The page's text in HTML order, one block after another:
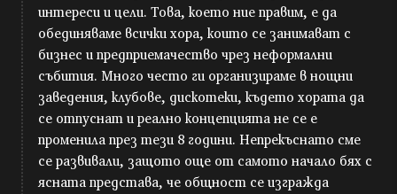
интереси и цели. Това, което ние правим, е да
обединяваме всички хора, които се занимават с
бизнес и предприемачество чрез неформални
събития. Много често ги организираме в нощни
заведения, клубове, дискотеки, където хората да
се отпуснат и реално концепцията не се е
променила през тези 8 години. Непрекъснато сме
се развивали, защото още от самото начало бях с
ясната представа, че общност се изгражда